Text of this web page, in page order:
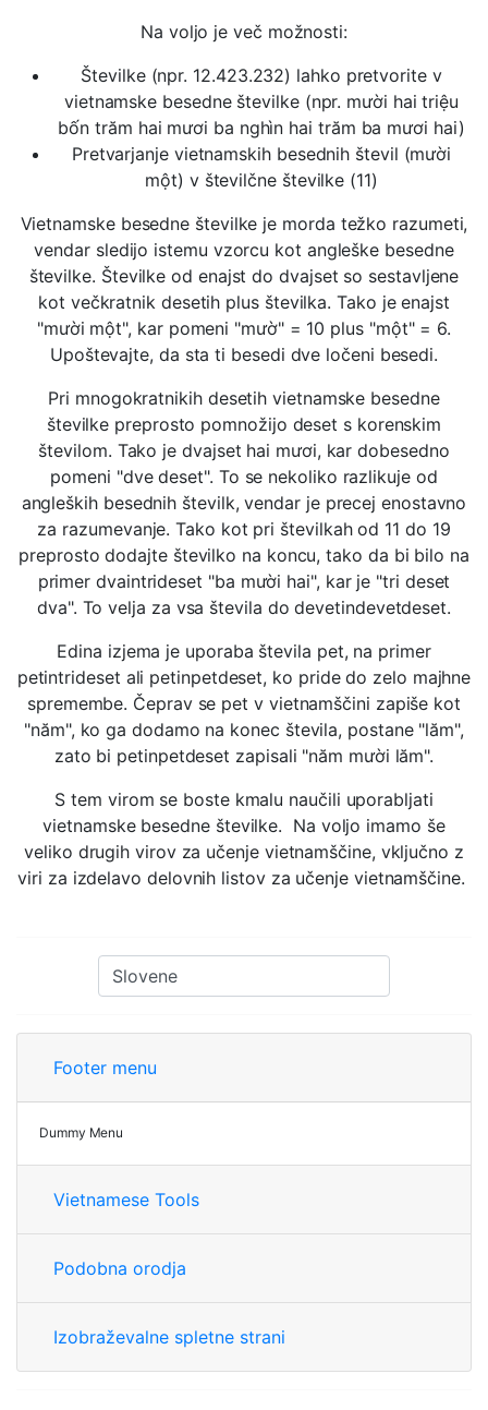
Na voljo je več možnosti:
Številke (npr. 12.423.232) lahko pretvorite v
vietnamske besedne številke (npr. mười hai triệu
bốn trăm hai mươi ba nghìn hai trăm ba mươi hai)
Pretvarjanje vietnamskih besednih števil (mười
một) v številčne številke (11)
Vietnamske besedne številke je morda težko razumeti,
vendar sledijo istemu vzorcu kot angleške besedne
številke. Številke od enajst do dvajset so sestavljene
kot večkratnik desetih plus številka. Tako je enajst
"mười một", kar pomeni "mườ" = 10 plus "một" = 6.
Upoštevajte, da sta ti besedi dve ločeni besedi.
Pri mnogokratnikih desetih vietnamske besedne
številke preprosto pomnožijo deset s korenskim
številom. Tako je dvajset hai mươi, kar dobesedno
pomeni "dve deset". To se nekoliko razlikuje od
angleških besednih številk, vendar je precej enostavno
za razumevanje. Tako kot pri številkah od 11 do 19
preprosto dodajte številko na koncu, tako da bi bilo na
primer dvaintrideset "ba mười hai", kar je "tri deset
dva". To velja za vsa števila do devetindevetdeset.
Edina izjema je uporaba števila pet, na primer
petintrideset ali petinpetdeset, ko pride do zelo majhne
spremembe. Čeprav se pet v vietnamščini zapiše kot
"năm", ko ga dodamo na konec števila, postane "lăm",
zato bi petinpetdeset zapisali "năm mười lăm".
S tem virom se boste kmalu naučili uporabljati
vietnamske besedne številke. Na voljo imamo še
veliko drugih virov za učenje vietnamščine, vključno z
viri za izdelavo delovnih listov za učenje vietnamščine.
Footer menu
Dummy Menu
Vietnamese Tools
Podobna orodja
Izobraževalne spletne strani